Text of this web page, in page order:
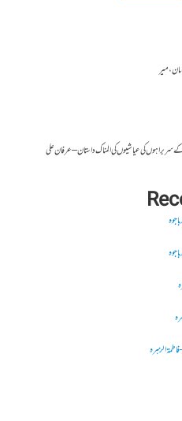
سربراہوں کی عیاشیوں کی المناک داستان – عرفان علی